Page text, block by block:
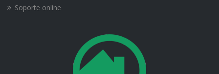
Soporte online